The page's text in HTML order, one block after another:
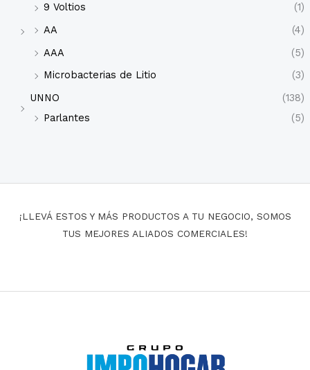
9 Voltios
(1)
AA
(4)
AAA
(5)
Microbacterias de Litio
(3)
UNNO
(138)
Parlantes
(5)
¡LLEVÁ ESTOS Y MÁS PRODUCTOS A TU NEGOCIO, SOMOS
TUS MEJORES ALIADOS COMERCIALES!